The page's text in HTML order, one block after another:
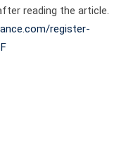
reading the article.
register-